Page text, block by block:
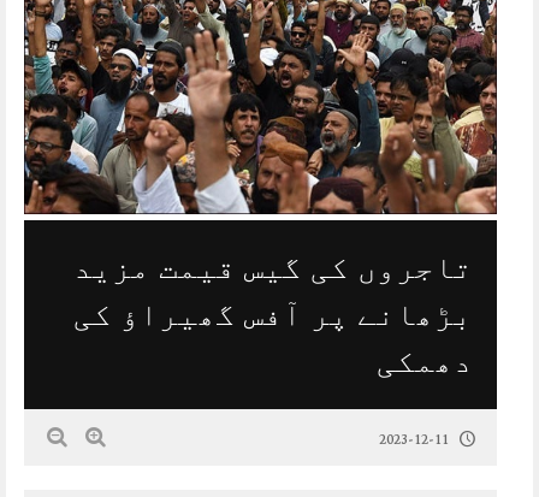
تاجروں کی گیس قیمت مزید
بڑھانے پر آفس گھیراؤ کی
دھمکی
2023-12-11